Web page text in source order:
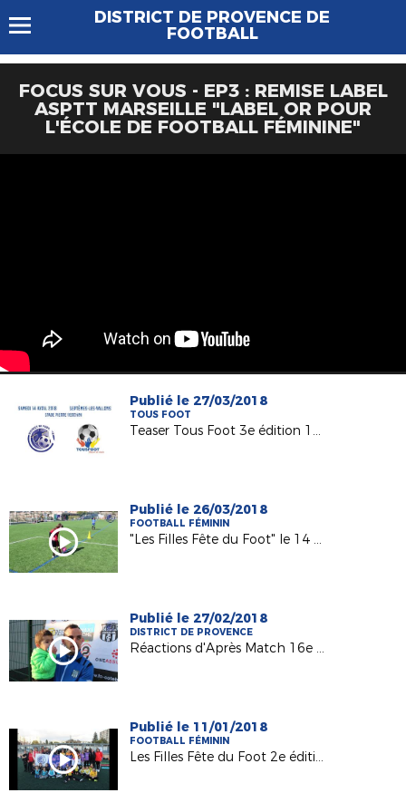
DISTRICT DE PROVENCE DE
FOOTBALL
FOCUS SUR VOUS - EP3 : REMISE LABEL
ASPTT MARSEILLE "LABEL OR POUR
L'ÉCOLE DE FOOTBALL FÉMININE"
Publié le 27/03/2018
TOUS FOOT
Teaser Tous Foot 3e édition 14 avril 2018 à Septèmes
Publié le 26/03/2018
FOOTBALL FÉMININ
"Les Filles Fête du Foot" le 14 mars 2018 à Coudoux
Publié le 27/02/2018
DISTRICT DE PROVENCE
Réactions d'Après Match 16e de finale Coupe Gambardella FC Côte Bleue 0 - 1 Toulouse FC
Publié le 11/01/2018
FOOTBALL FÉMININ
Les Filles Fête du Foot 2e édition (06/12/17)